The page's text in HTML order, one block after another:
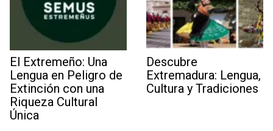
El Extremeño: Una
Lengua en Peligro de
Extinción con una
Riqueza Cultural
Única
Descubre
Extremadura: Lengua,
Cultura y Tradiciones